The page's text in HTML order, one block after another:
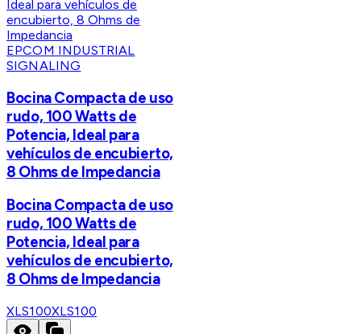
EPCOM INDUSTRIAL
SIGNALING
Bocina Compacta de uso
rudo, 100 Watts de
Potencia, Ideal para
vehículos de encubierto,
8 Ohms de Impedancia
Bocina Compacta de uso
rudo, 100 Watts de
Potencia, Ideal para
vehículos de encubierto,
8 Ohms de Impedancia
XLS100XLS100